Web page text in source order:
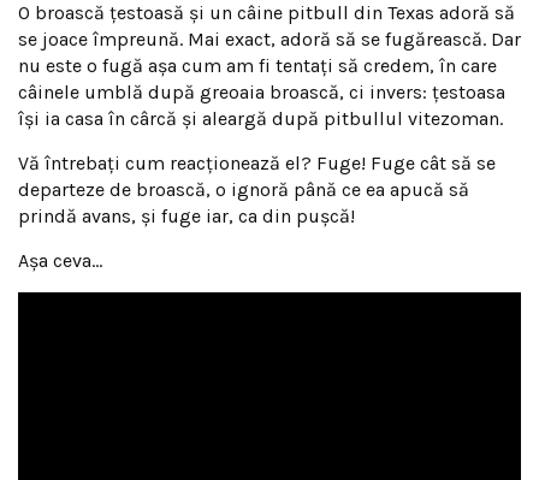
O broască țestoasă și un câine pitbull din Texas adoră să
se joace împreună. Mai exact, adoră să se fugărească. Dar
nu este o fugă așa cum am fi tentați să credem, în care
câinele umblă după greoaia broască, ci invers: țestoasa
își ia casa în cârcă și aleargă după pitbullul vitezoman.
Vă întrebați cum reacționează el? Fuge! Fuge cât să se
departeze de broască, o ignoră până ce ea apucă să
prindă avans, și fuge iar, ca din pușcă!
Așa ceva…